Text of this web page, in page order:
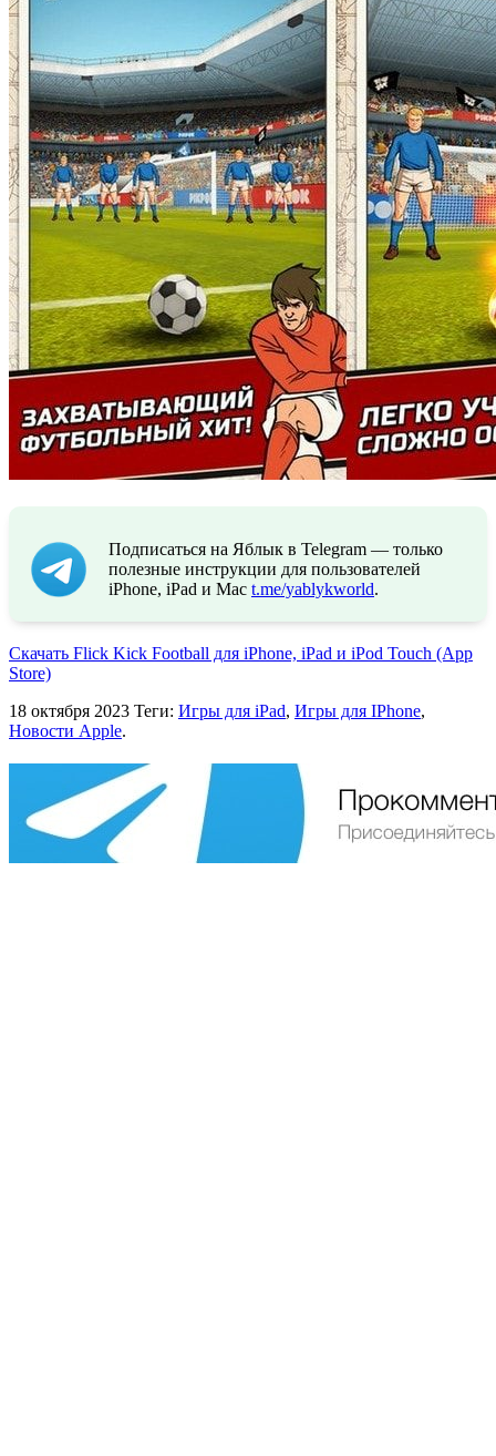
Подписаться на Яблык в Telegram — только
полезные инструкции для пользователей
iPhone, iPad и Mac t.me/yablykworld.
Скачать Flick Kick Football для iPhone, iPad и iPod Touch (App
Store)
18 октября 2023 Теги: Игры для iPad, Игры для IPhone,
Новости Apple.